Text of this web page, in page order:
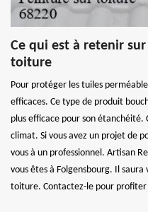
Ce qui est à retenir
toiture
Pour protéger les tuiles
efficaces. Ce type de produit
plus efficace pour son étanchéité.
climat. Si vous avez un projet de
vous à un professionnel. Artisan
vous êtes à Folgensbourg. Il
toiture. Contactez-le pour profiter